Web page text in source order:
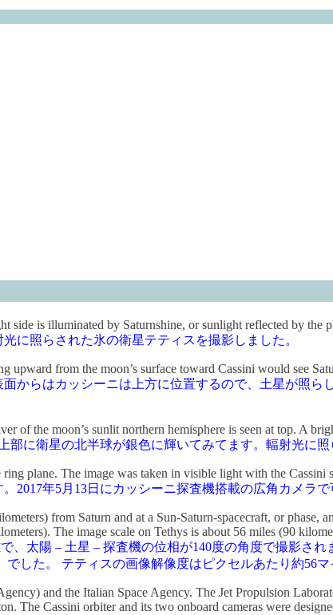
side is illuminated by Saturnshine, or sunlight reflected by the
に照らされた氷の衛星テティスを撮影しました。
upward from the moon’s surface toward Cassini would see
からはカッシーニは上方に位置するので、土星が照ら
of the moon’s sunlit northern hemisphere is seen at top. A
に衛星の北半球が銀色に輝いてみてます。輻射光に照
plane. The image was taken in visible light with the Cassini
2017年5月13日にカッシーニ探査機搭載の広角カメラで
from Saturn and at a Sun-Saturn-spacecraft, or phase,
The image scale on Tethys is about 56 miles (90
、太陽 – 土星 – 探査機の位相が140度の角度で撮影さ
した。 テティスの画像解像度はピクセルあたり約56マ
and the Italian Space Agency. The Jet Propulsion
The Cassini orbiter and its two onboard cameras were